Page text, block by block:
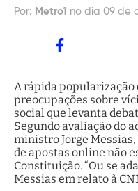
Por: Metro1 no dia 09 de
A rápida popularização
preocupações sobre
social que levanta
Segundo avaliação do
ministro Jorge Messias,
de apostas online não
Constituição. “Ou se
Messias em relato à